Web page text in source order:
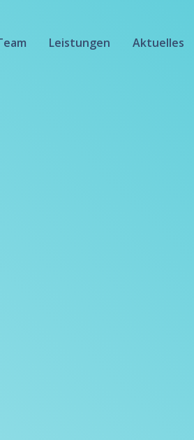
Leistungen Aktuelles